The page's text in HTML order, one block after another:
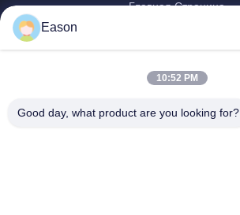
Главная Страница
Ролики
Наша Фабрика
Контроль Качества
Eason
10:52 PM
Good day, what product are you looking for?